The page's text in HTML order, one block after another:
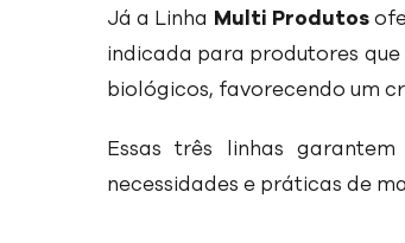
Já a Linha Multi Produtos
indicada para produtores
biológicos, favorecendo um
Essas três linhas
necessidades e práticas de